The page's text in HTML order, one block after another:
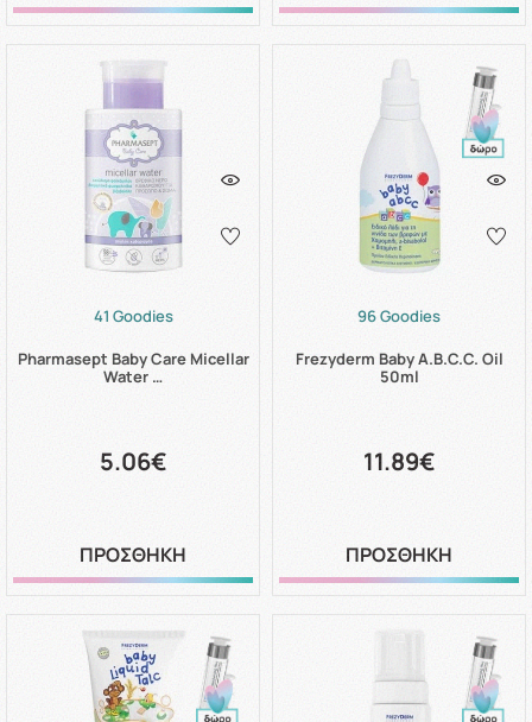
41 Goodies
Pharmasept Baby Care Micellar
Water …
5.06€
ΠΡΟΣΘΗΚΗ
96 Goodies
Frezyderm Baby A.B.C.C. Oil
50ml
11.89€
ΠΡΟΣΘΗΚΗ